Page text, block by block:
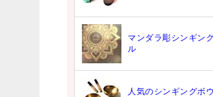
マンダラ彫シンギン
ル
人気のシンギングボ